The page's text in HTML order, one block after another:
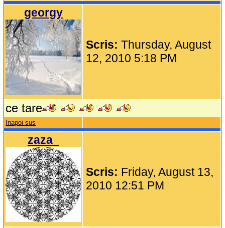
georgy
Scris:Thursday, August
12, 2010 5:18 PM
ce tare
Inapoi sus
zaza_
Scris: Friday, August 13,
2010 12:51 PM